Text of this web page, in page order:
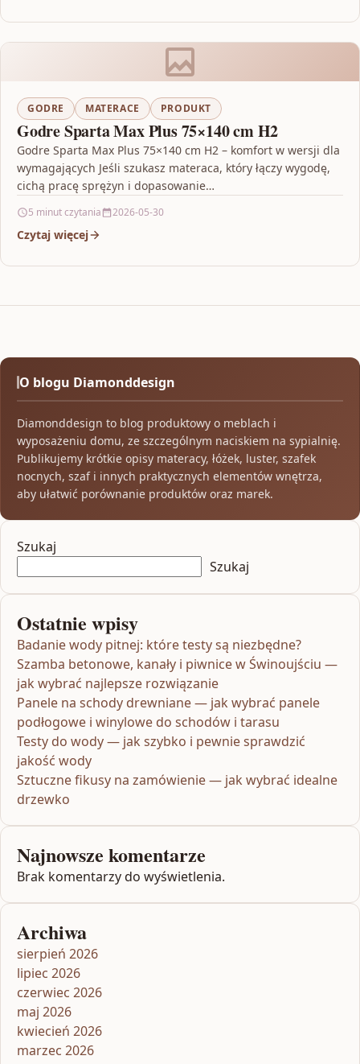
GODRE MATERACE PRODUKT
Godre Sparta Max Plus 75×140 cm H2
Godre Sparta Max Plus 75×140 cm H2 – komfort w wersji dla
wymagających Jeśli szukasz materaca, który łączy wygodę,
cichą pracę sprężyn i dopasowanie…
5 minut czytania 2026-05-30
Czytaj więcej
O blogu Diamonddesign
Diamonddesign to blog produktowy o meblach i
wyposażeniu domu, ze szczególnym naciskiem na sypialnię.
Publikujemy krótkie opisy materacy, łóżek, luster, szafek
nocnych, szaf i innych praktycznych elementów wnętrza,
aby ułatwić porównanie produktów oraz marek.
Szukaj
Szukaj
Ostatnie wpisy
Badanie wody pitnej: które testy są niezbędne?
Szamba betonowe, kanały i piwnice w Świnoujściu —
jak wybrać najlepsze rozwiązanie
Panele na schody drewniane — jak wybrać panele
podłogowe i winylowe do schodów i tarasu
Testy do wody — jak szybko i pewnie sprawdzić
jakość wody
Sztuczne fikusy na zamówienie — jak wybrać idealne
drzewko
Najnowsze komentarze
Brak komentarzy do wyświetlenia.
Archiwa
sierpień 2026
lipiec 2026
czerwiec 2026
maj 2026
kwiecień 2026
marzec 2026